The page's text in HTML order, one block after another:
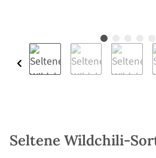
Seltene Wildchili-